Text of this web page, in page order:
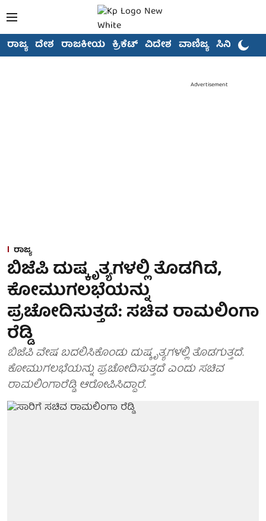
ರಾಜ್ಯ ದೇಶ ರಾಜಕೀಯ ಕ್ರಿಕೆಟ್ ವಿದೇಶ ವಾಣಿಜ್ಯ ಸಿನಿಮಾ
Advertisement
ರಾಜ್ಯ
ಬಿಜೆಪಿ ದುಷ್ಕೃತ್ಯಗಳಲ್ಲಿ ತೊಡಗಿದೆ,
ಕೋಮುಗಲಭೆಯನ್ನು
ಪ್ರಚೋದಿಸುತ್ತದೆ: ಸಚಿವ ರಾಮಲಿಂಗಾ
ರೆಡ್ಡಿ
ಬಿಜೆಪಿ ವೇಷ ಬದಲಿಸಿಕೊಂಡು ದುಷ್ಕೃತ್ಯಗಳಲ್ಲಿ ತೊಡಗುತ್ತದೆ.
ಕೋಮುಗಲಭೆಯನ್ನು ಪ್ರಚೋದಿಸುತ್ತದೆ ಎಂದು ಸಚಿವ
ರಾಮಲಿಂಗಾರೆಡ್ಡಿ ಆರೋಪಿಸಿದ್ದಾರೆ.